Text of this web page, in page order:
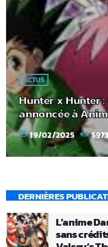
ACTUS
Hunter x Hunter
annoncée à
today 19/02/2025 5973
DERNIÈRES
L’anime
sans